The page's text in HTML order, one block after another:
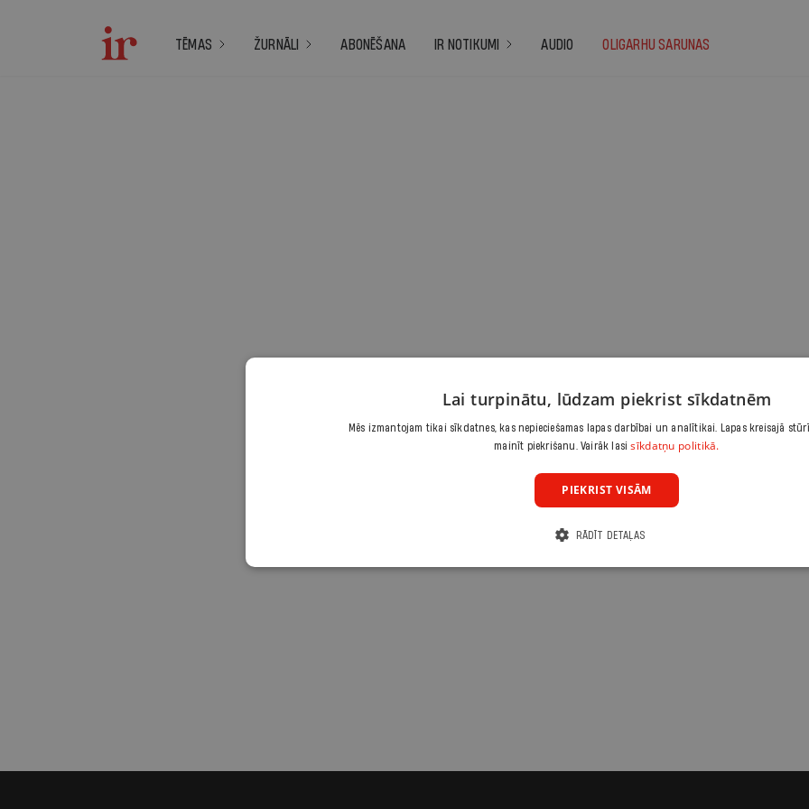
TĒMAS ŽURNĀLI ABONĒŠANA IR NOTIKUMI AUDIO OLIGARHU SARUNAS
Lai turpinātu, lūdzam piekrist sīkdatnēm
Mēs izmantojam tikai sīkdatnes, kas nepieciešamas lapas darbībai un analītikai. Lapas kreisajā
mainīt piekrišanu. Vairāk lasisīkdatņu politikā.
PIEKRIST VISĀM
RĀDĪT DETAĻAS